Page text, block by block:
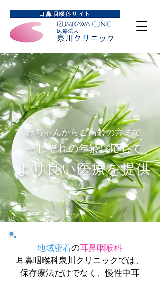
赤ちゃんからご高齢の方まで
それぞれの年齢に応じて
より良い医療を提供
地域密着の耳鼻咽喉科
耳鼻咽喉科泉川クリニックでは、
保存療法だけでなく、慢性中耳